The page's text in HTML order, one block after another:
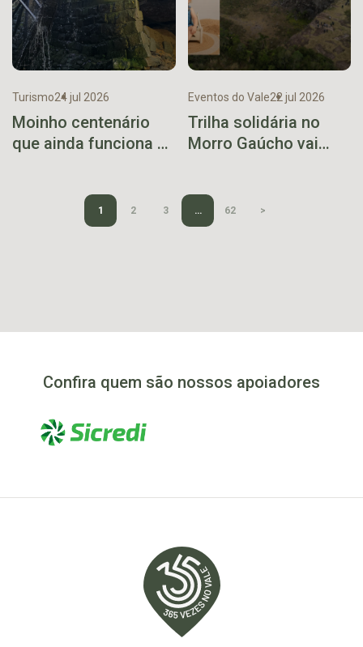
Turismo24 jul 2026
Moinho centenário
que ainda funciona se
Eventos do Vale22 jul 2026
Trilha solidária no
Morro Gaúcho vai
Léo
1 2 3 … 62
Confira quem são nossos apoiadores